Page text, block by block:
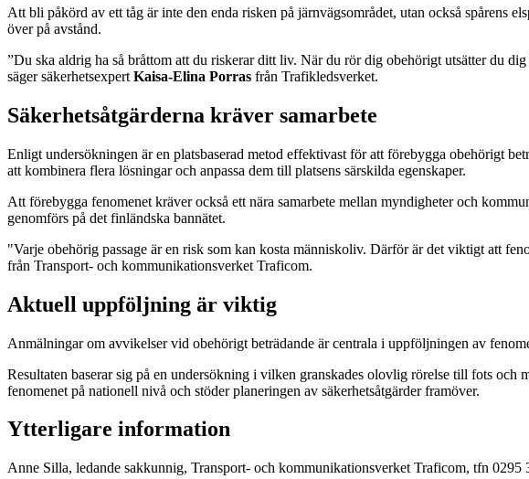
Att bli påkörd av ett tåg är inte den enda risken på järnvägsområdet, utan också spårens
över på avstånd.
”Du ska aldrig ha så bråttom att du riskerar ditt liv. När du rör dig obehörigt utsätter du
säger säkerhetsexpert Kaisa-Elina Porras från Trafikledsverket.
Säkerhetsåtgärderna kräver samarbete
Enligt undersökningen är en platsbaserad metod effektivast för att förebygga obehörigt
att kombinera flera lösningar och anpassa dem till platsens särskilda egenskaper.
Att förebygga fenomenet kräver också ett nära samarbete mellan myndigheter och
genomförs på det finländska bannätet.
"Varje obehörig passage är en risk som kan kosta människoliv. Därför är det viktigt att
från Transport- och kommunikationsverket Traficom.
Aktuell uppföljning är viktig
Anmälningar om avvikelser vid obehörigt beträdande är centrala i uppföljningen av
Resultaten baserar sig på en undersökning i vilken granskades olovlig rörelse till fots
fenomenet på nationell nivå och stöder planeringen av säkerhetsåtgärder framöver.
Ytterligare information
Anne Silla, ledande sakkunnig, Transport- och kommunikationsverket Traficom, tfn 0295